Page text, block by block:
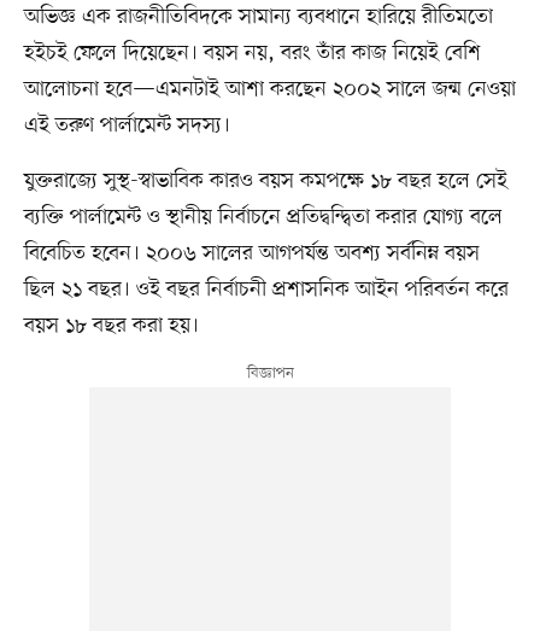
অভিজ্ঞ এক রাজনীতিবিদকে সামান্য ব্যবধানে হারিয়ে রীতিমতো
হইচই ফেলে দিয়েছেন। বয়স নয়, বরং তাঁর কাজ নিয়েই বেশি
আলোচনা হবে—এমনটাই আশা করছেন ২০০২ সালে জন্ম নেওয়া
এই তরুণ পার্লামেন্ট সদস্য।
যুক্তরাজ্যে সুস্থ-স্বাভাবিক কারও বয়স কমপক্ষে ১৮ বছর হলে সেই
ব্যক্তি পার্লামেন্ট ও স্থানীয় নির্বাচনে প্রতিদ্বন্দ্বিতা করার যোগ্য বলে
বিবেচিত হবেন। ২০০৬ সালের আগপর্যন্ত অবশ্য সর্বনিম্ন বয়স
ছিল ২১ বছর। ওই বছর নির্বাচনী প্রশাসনিক আইন পরিবর্তন করে
বয়স ১৮ বছর করা হয়।